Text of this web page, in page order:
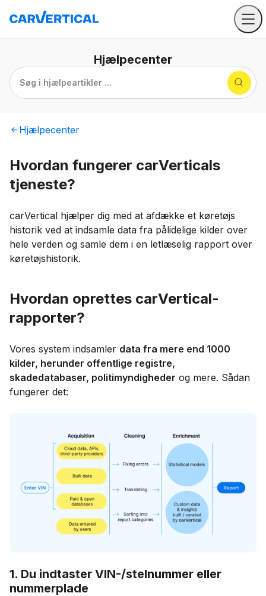
Hjælpecenter
Søg i hjælpeartikler ...
Hjælpecenter
Hvordan fungerer carVerticals
tjeneste?
carVertical hjælper dig med at afdække et køretøjs
historik ved at indsamle data fra pålidelige kilder over
hele verden og samle dem i en letlæselig rapport over
køretøjshistorik.
Hvordan oprettes carVertical-
rapporter?
Vores system indsamler data fra mere end 1000
kilder, herunder offentlige registre,
skadedatabaser, politimyndigheder og mere. Sådan
fungerer det:
1. Du indtaster VIN-/stelnummer eller
nummerplade